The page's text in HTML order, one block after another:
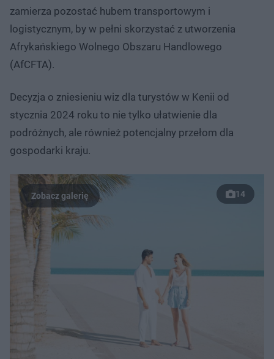
zamierza pozostać hubem transportowym i
logistycznym, by w pełni skorzystać z utworzenia
Afrykańskiego Wolnego Obszaru Handlowego
(AfCFTA).
Decyzja o zniesieniu wiz dla turystów w Kenii od
stycznia 2024 roku to nie tylko ułatwienie dla
podróżnych, ale również potencjalny przełom dla
gospodarki kraju.
14